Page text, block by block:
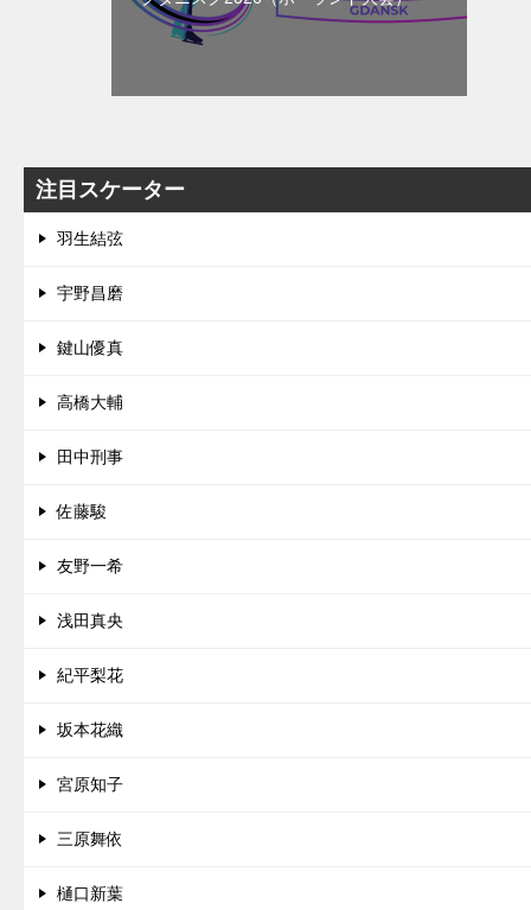
注目スケーター
羽生結弦
宇野昌磨
鍵山優真
高橋大輔
田中刑事
佐藤駿
友野一希
浅田真央
紀平梨花
坂本花織
宮原知子
三原舞依
樋口新葉